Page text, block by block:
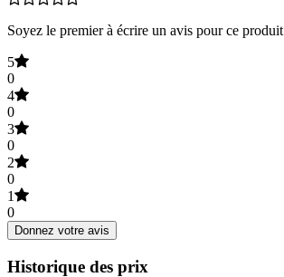
Soyez le premier à écrire un avis pour ce produit
5
0
4
0
3
0
2
0
1
0
Donnez votre avis
Historique des prix